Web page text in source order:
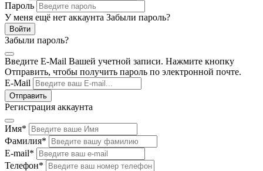
Пароль
У меня ещё нет аккаунта Забыли пароль?
Забыли пароль?
Введите E-Mail Вашей учетной записи. Нажмите кнопку
Отправить, чтобы получить пароль по электронной почте.
E-Mail
Регистрация аккаунта
Имя*
Фамилия*
E-mail*
Телефон*